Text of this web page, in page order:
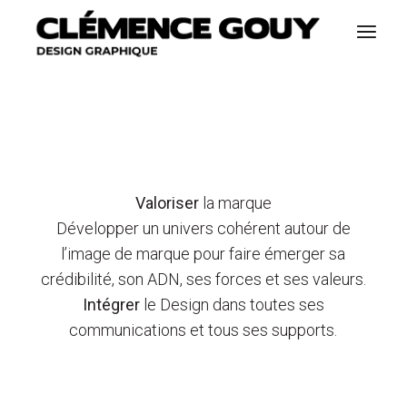
contenu
Valoriserla marque
Développer un univers cohérent autour de
l’image de marque pour faire émerger sa
crédibilité, son ADN, ses forces et ses valeurs.
Intégrerle Design dans toutes ses
communications et tous ses supports.